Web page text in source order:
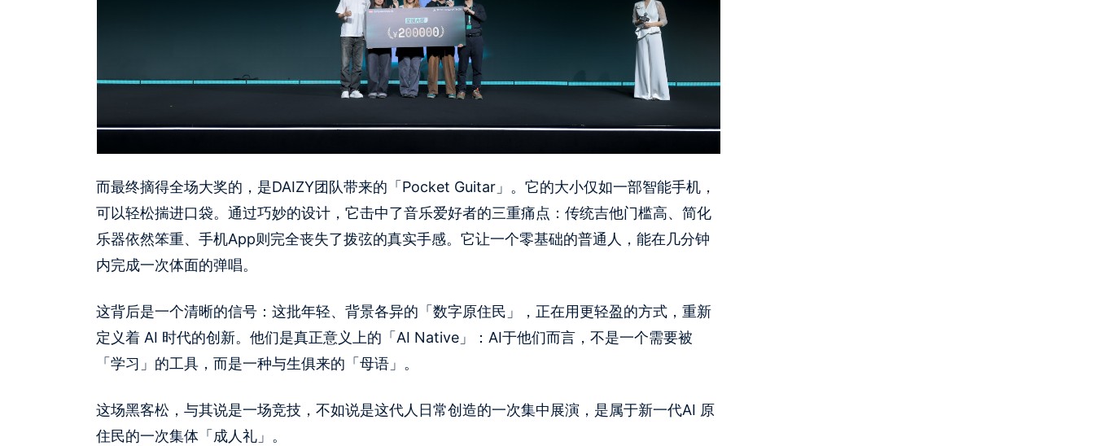
而最终摘得全场大奖的，是DAIZY团队带来的「Pocket Guitar」。它的大小仅如一部智能手机，
可以轻松揣进口袋。通过巧妙的设计，它击中了音乐爱好者的三重痛点：传统吉他门槛高、简化
乐器依然笨重、手机App则完全丧失了拨弦的真实手感。它让一个零基础的普通人，能在几分钟
内完成一次体面的弹唱。
这背后是一个清晰的信号：这批年轻、背景各异的「数字原住民」，正在用更轻盈的方式，重新
定义着 AI 时代的创新。他们是真正意义上的「AI Native」：AI于他们而言，不是一个需要被
「学习」的工具，而是一种与生俱来的「母语」。
这场黑客松，与其说是一场竞技，不如说是这代人日常创造的一次集中展演，是属于新一代AI 原
住民的一次集体「成人礼」。